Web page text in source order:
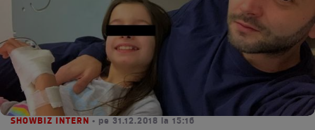
SHOWBIZ INTERN • pe 31.12.2018 la 15:16